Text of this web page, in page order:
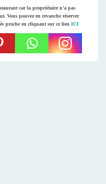
car la propriétaire n’a pas
Vous pouvez en revanche réserver
proche en cliquant sur ce lien ICI